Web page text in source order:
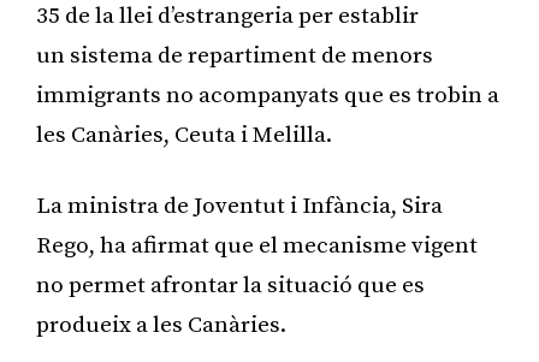
35 de la llei d’estrangeria per establir
un sistema de repartiment de menors
immigrants no acompanyats que es trobin a
les Canàries, Ceuta i Melilla.
La ministra de Joventut i Infància, Sira
Rego, ha afirmat que el mecanisme vigent
no permet afrontar la situació que es
produeix a les Canàries.